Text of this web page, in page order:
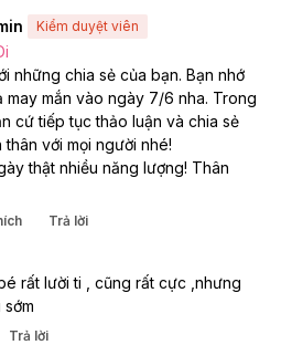
Kiểm duyệt viên
những chia sẻ của bạn. Bạn nhớ
mắn vào ngày 7/6 nha. Trong
cứ tiếp tục thảo luận và chia sẻ
thân với mọi người nhé!
thật nhiều năng lượng! Thân
Trả lời
rất lười ti , cũng rất cực ,nhưng
Trả lời